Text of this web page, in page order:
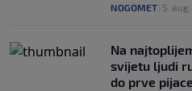
NOGOMET 5. aug.
Na
svijetu ljudi
do prve